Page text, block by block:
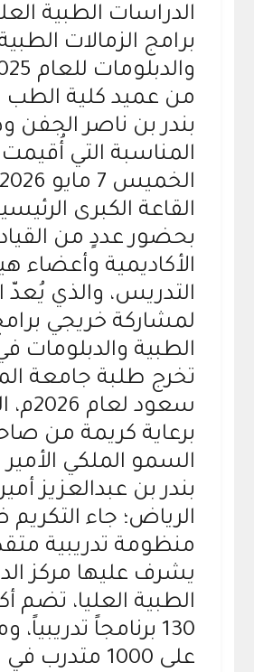
الدراسات الطبية
برامج الزمالات
من عميد كلية الطب
بندر بن ناصر الجفن
المناسبة التي أُقيمت
القاعة الكبرى
بحضور عددٍ من
الأكاديمية وأعضاء
التدريس، والذي يُعدّ
لمشاركة خريجي
الطبية والدبلومات
تخرج طلبة جامعة
سعود
برعاية كريمة من
السمو الملكي
بندر بن عبدالعزيز
الرياض؛ جاء
منظومة تدريبية
يشرف عليها مركز
الطبية العليا، تضم
130 برنامجاً تدريبياً،
على 1000